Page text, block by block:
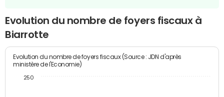
Evolution du nombre de foyers fiscaux à
Biarrotte
Evolution du nombre de foyers fiscaux (Source : JDN d'après
ministère de l'Economie)
250